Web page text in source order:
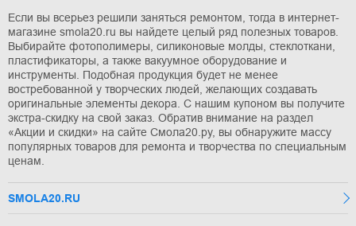
Если вы всерьез решили заняться ремонтом, тогда в интернет-
магазине smola20.ru вы найдете целый ряд полезных товаров.
Выбирайте фотополимеры, силиконовые молды, стеклоткани,
пластификаторы, а также вакуумное оборудование и
инструменты. Подобная продукция будет не менее
востребованной у творческих людей, желающих создавать
оригинальные элементы декора. С нашим купоном вы получите
экстра-скидку на свой заказ. Обратив внимание на раздел
«Акции и скидки» на сайте Смола20.ру, вы обнаружите массу
популярных товаров для ремонта и творчества по специальным
ценам.
SMOLA20.RU